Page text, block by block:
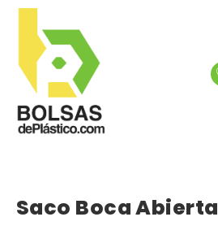
Saco Boca Abierta